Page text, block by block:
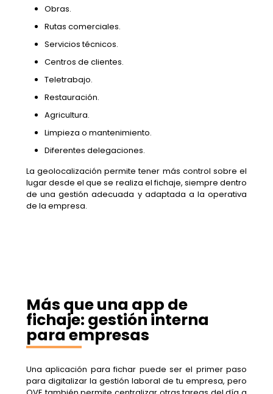
Obras.
Rutas comerciales.
Servicios técnicos.
Centros de clientes.
Teletrabajo.
Restauración.
Agricultura.
Limpieza o mantenimiento.
Diferentes delegaciones.
La geolocalización permite tener más control sobre el
lugar desde el que se realiza el fichaje, siempre dentro
de una gestión adecuada y adaptada a la operativa
de la empresa.
Más que una app de
fichaje: gestión interna
para empresas
Una aplicación para fichar puede ser el primer paso
para digitalizar la gestión laboral de tu empresa, pero